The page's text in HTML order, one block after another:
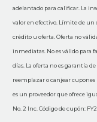
adelantado para calificar. La
valor en efectivo. Límite de un
crédito u oferta. Oferta no
inmediatas. No es válido para
días. La oferta no es garantía
reemplazar o canjear cupones
es un proveedor que ofrece
No. 2 Inc. Código de cupón: